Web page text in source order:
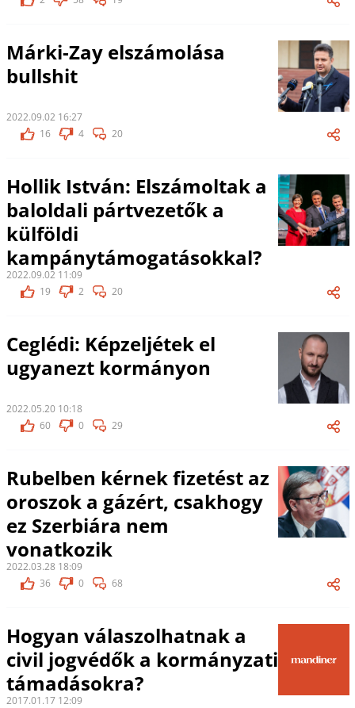
Márki-Zay elszámolása
bullshit
2022.09.02 16:27
16
4 20
Hollik István: Elszámoltak a
baloldali pártvezetők a
külföldi
kampánytámogatásokkal?
2022.09.02 11:09
19
2 20
Ceglédi: Képzeljétek el
ugyanezt kormányon
2022.05.20 10:18
60
0 29
Rubelben kérnek fizetést az
oroszok a gázért, csakhogy
ez Szerbiára nem
vonatkozik
2022.03.28 18:09
36
0 68
Hogyan válaszolhatnak a
civil jogvédők a kormányzati
támadásokra?
2017.01.17 12:09